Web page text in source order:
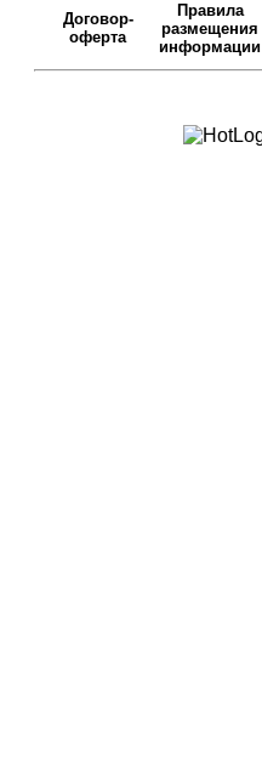
Договор-
оферта
Правила
размещения
информации